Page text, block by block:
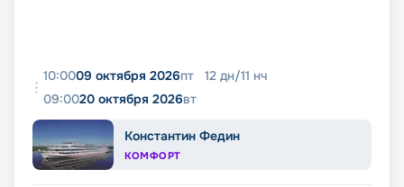
10:0009 октября 2026пт 12 дн/11 нч
09:0020 октября 2026вт
Константин Федин
КОМФОРТ